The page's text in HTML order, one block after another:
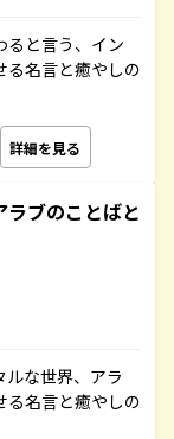
ると言う、イン
る名言と癒やしの
詳細を見る
ブのことばと
な世界、アラ
る名言と癒やしの